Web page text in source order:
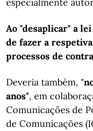
Ao "desaplicar" a lei
de fazer a
processos de
Deveria também, "
anos", em
Comunicações de
de Comunicações